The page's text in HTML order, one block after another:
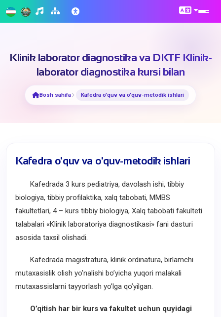
Klinik laborator diagnostika va DKTF Klinik-
laborator diagnostika kursi bilan
Bosh sahifa Kafedra o'quv va o'quv-metodik ishlari
Kafedra o'quv va o'quv-metodik ishlari
Kafedrada 3 kurs pediatriya, davolash ishi, tibbiy
biologiya, tibbiy profilaktika, xalq tabobati, MMBS
fakultetlari, 4 – kurs tibbiy biologiya, Xalq tabobati fakulteti
talabalari «Klinik laboratoriya diagnostikasi» fani dasturi
asosida taxsil olishadi.
Kafedrada magistratura, klinik ordinatura, birlamchi
mutaxasislik olish yo’nalishi bo’yicha yuqori malakali
mutaxassislarni tayyorlash yo’lga qo’yilgan.
O’qitish har bir kurs va fakultet uchun quyidagi